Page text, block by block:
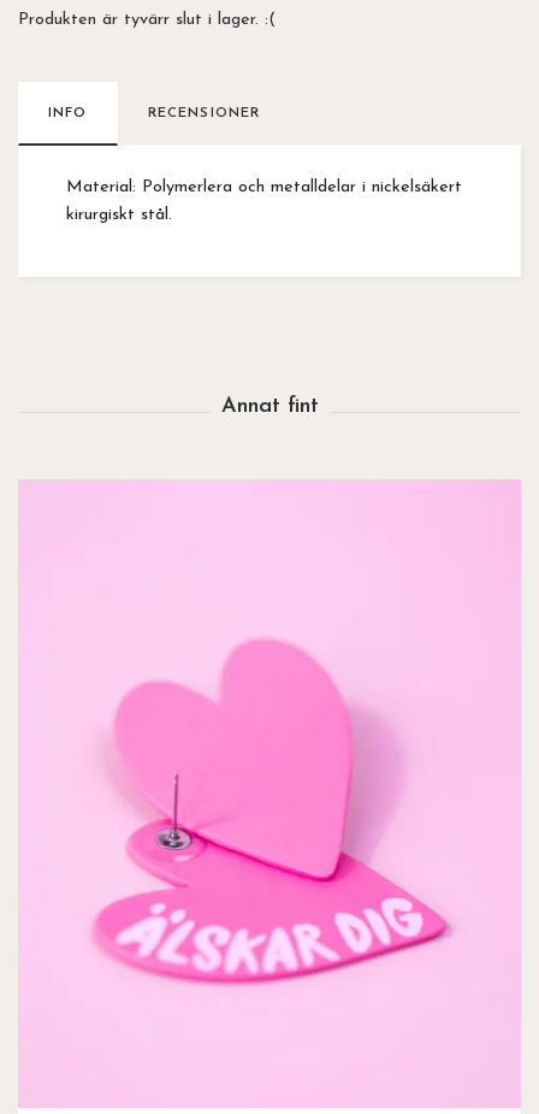
Produkten är tyvärr slut i lager. :(
INFO RECENSIONER
Material: Polymerlera och metalldelar i nickelsäkert
kirurgiskt stål.